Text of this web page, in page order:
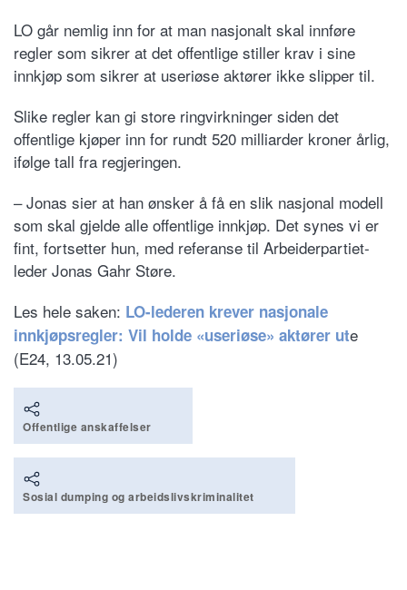
LO går nemlig inn for at man nasjonalt skal innføre
regler som sikrer at det offentlige stiller krav i sine
innkjøp som sikrer at useriøse aktører ikke slipper til.
Slike regler kan gi store ringvirkninger siden det
offentlige kjøper inn for rundt 520 milliarder kroner årlig,
ifølge tall fra regjeringen.
– Jonas sier at han ønsker å få en slik nasjonal modell
som skal gjelde alle offentlige innkjøp. Det synes vi er
fint, fortsetter hun, med referanse til Arbeiderpartiet-
leder Jonas Gahr Støre.
Les hele saken: LO-lederen krever nasjonale
innkjøpsregler: Vil holde «useriøse» aktører ute
(E24, 13.05.21)
Offentlige anskaffelser
Sosial dumping og arbeidslivskriminalitet